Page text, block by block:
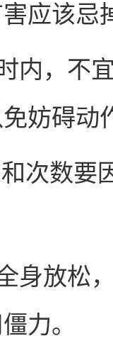
应该忌
，不宜
妨碍动
数要因
放松，
力。